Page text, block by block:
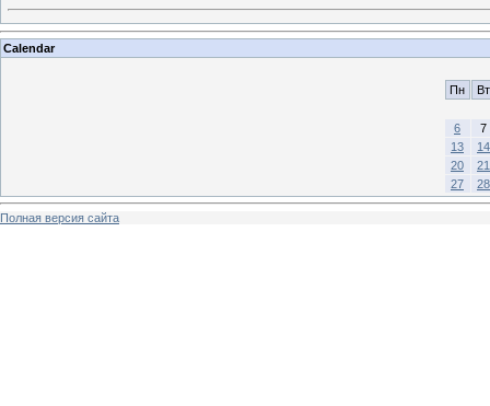
Calendar
Пн Вт
6
7
13
14
20
21
27
28
Полная версия сайта